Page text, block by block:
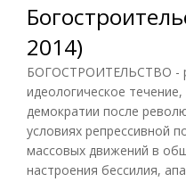
2014)
БОГОСТРОИТЕЛЬСТВО -
идеологическое
демократии после
условиях репрессивной
массовых движений в
настроения бессилия,